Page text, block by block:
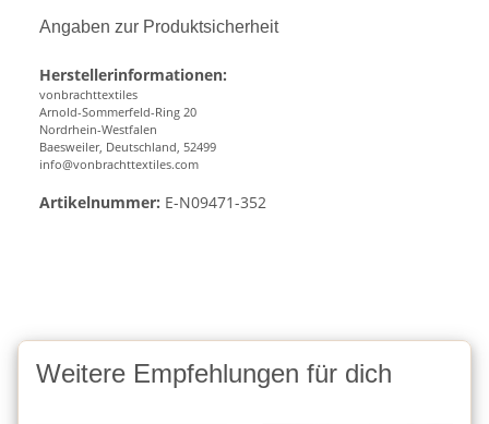
Angaben zur Produktsicherheit
Herstellerinformationen:
vonbrachttextiles
Arnold-Sommerfeld-Ring 20
Nordrhein-Westfalen
Baesweiler, Deutschland, 52499
info@vonbrachttextiles.com
Artikelnummer: E-N09471-352
Weitere Empfehlungen für dich